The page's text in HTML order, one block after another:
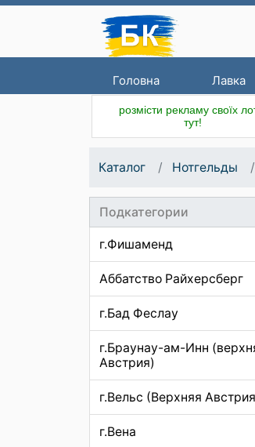
Головна Лавка
розмісти рекламу своїх
тут!
Каталог Нотгельды
Подкатегории
г.Фишаменд
Аббатство Райхерсберг
г.Бад Феслау
г.Браунау-ам-Инн
Австрия)
г.Вельс (Верхняя
г.Вена